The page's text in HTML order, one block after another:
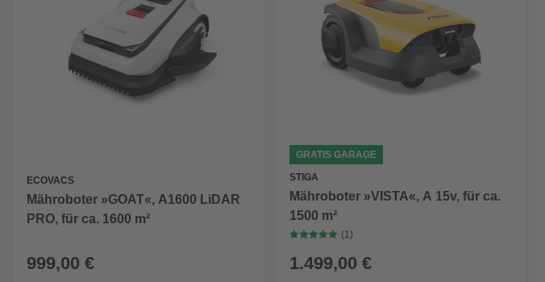
ECOVACS
Mähroboter »GOAT«, A1600 LiDAR
PRO, für ca. 1600 m²
999,00 €
GRATIS GARAGE
STIGA
Mähroboter »VISTA«, A 15v, für ca.
1500 m²
(1)
1.499,00 €